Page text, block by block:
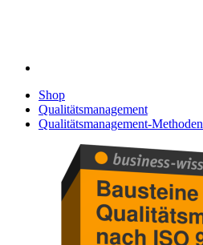
Shop
Qualitätsmanagement
Qualitätsmanagement-Methoden